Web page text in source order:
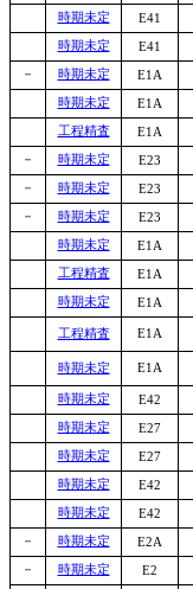
時期未定 E41
時期未定 E41
－ 時期未定 E1A
時期未定 E1A
工程精査 E1A
－ 時期未定 E23
－ 時期未定 E23
－ 時期未定 E23
時期未定 E1A
工程精査 E1A
時期未定 E1A
工程精査 E1A
時期未定 E1A
時期未定 E42
時期未定 E27
時期未定 E27
時期未定 E42
時期未定 E42
－ 時期未定 E2A
－ 時期未定 E2